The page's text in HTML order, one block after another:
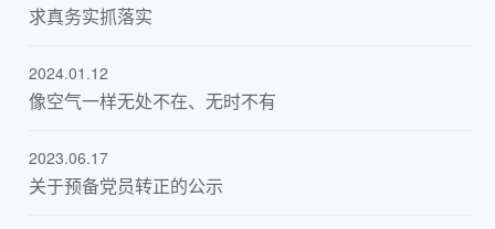
求真务实抓落实
2024.01.12
像空气一样无处不在、无时不有
2023.06.17
关于预备党员转正的公示